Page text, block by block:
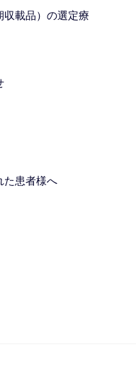
収載品）の選定療
た患者様へ